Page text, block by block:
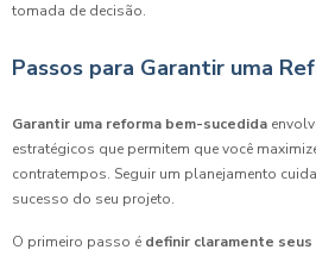
tomada de decisão.
Passos para Garantir uma
Garantir uma reforma bem-sucedida
estratégicos que permitem que você
contratempos. Seguir um planejamento
sucesso do seu projeto.
O primeiro passo é definir claramente